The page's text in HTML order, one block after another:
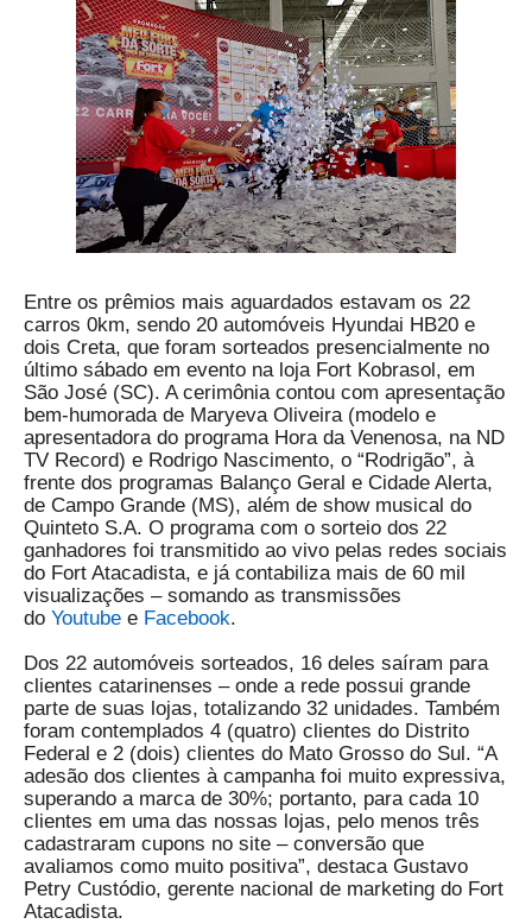
Entre os prêmios mais aguardados estavam os 22
carros 0km, sendo 20 automóveis Hyundai HB20 e
dois Creta, que foram sorteados presencialmente no
último sábado em evento na loja Fort Kobrasol, em
São José (SC). A cerimônia contou com apresentação
bem-humorada de Maryeva Oliveira (modelo e
apresentadora do programa Hora da Venenosa, na ND
TV Record) e Rodrigo Nascimento, o “Rodrigão”, à
frente dos programas Balanço Geral e Cidade Alerta,
de Campo Grande (MS), além de show musical do
Quinteto S.A. O programa com o sorteio dos 22
ganhadores foi transmitido ao vivo pelas redes sociais
do Fort Atacadista, e já contabiliza mais de 60 mil
visualizações – somando as transmissões
do Youtube e Facebook.
Dos 22 automóveis sorteados, 16 deles saíram para
clientes catarinenses – onde a rede possui grande
parte de suas lojas, totalizando 32 unidades. Também
foram contemplados 4 (quatro) clientes do Distrito
Federal e 2 (dois) clientes do Mato Grosso do Sul. “A
adesão dos clientes à campanha foi muito expressiva,
superando a marca de 30%; portanto, para cada 10
clientes em uma das nossas lojas, pelo menos três
cadastraram cupons no site – conversão que
avaliamos como muito positiva”, destaca Gustavo
Petry Custódio, gerente nacional de marketing do Fort
Atacadista.